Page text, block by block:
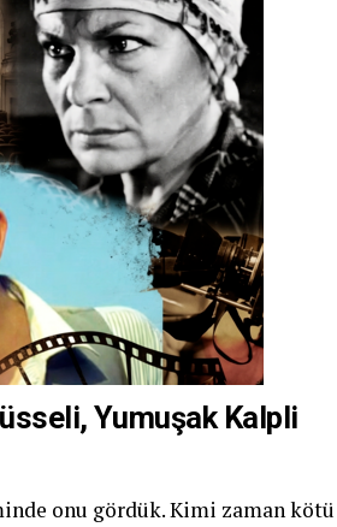
Yumuşak Kalpli
onu gördük. Kimi zaman kötü